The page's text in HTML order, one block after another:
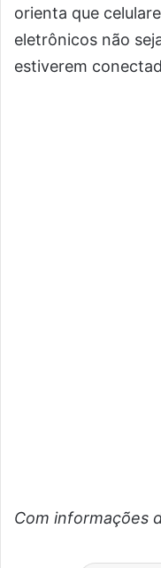
orienta que
eletrônicos não
estiverem
Com informações